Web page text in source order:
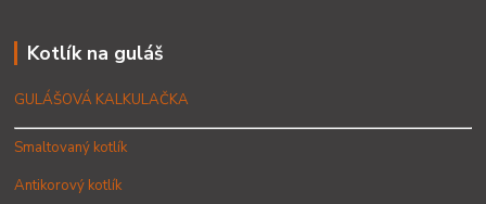
Kotlík na guláš
GULÁŠOVÁ KALKULAČKA
Smaltovaný kotlík
Antikorový kotlík